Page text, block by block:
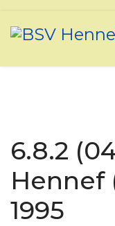
6.8.2
Hennef
1995